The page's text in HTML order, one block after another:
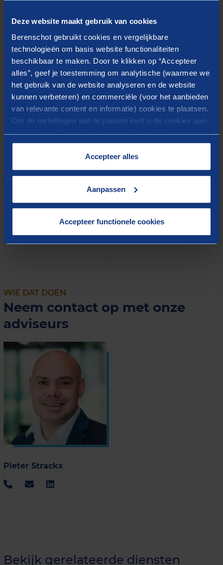
Deze website maakt gebruik van cookies
Berenschot gebruikt cookies en vergelijkbare
technologieën om basis website functionaliteiten
beschikbaar te maken. Door te klikken op “Accepteer
alles”, geef je toestemming om analytische (waarmee we
het gebruik van de website analyseren en de website
kunnen verbeteren) en commerciële (voor het aanbieden
van relevante content en informatie) cookies te plaatsen.
Om de instellingen aan te passen kunt u de cookies aan-
cookies op onze website treft u in onze
Accepteer alles
Aanpassen
Accepteer functionele cookies
Hoe gaan wij te werk?
De Productiviteitsaudit kent de volgende stappen:
Analyse van ter beschikking gestelde documenten
(strategie, businessplan, innovatieplannen,
implementatieplannen, management rapportages,
organisatie-structuur, ...)
Interviews met het management en de medewerkers
Procesbeschrijving en -analyse aan de hand van
interactieve workshops
Rapportering en bespreking met de opdrachtgever
Toegevoegde waarde?
Referentieopdrachten tonen aan dat de
productiviteitsaudit bedrijven in staat stelt een
WIE DAT DOEN
Neem contact op met onze
adviseurs
Pieter Strackx
Bekijk gerelateerde diensten